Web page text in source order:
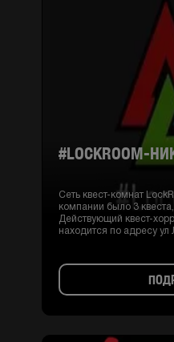
#LOCKROOM-
Сеть квест-комнат
компании было 3
Действующий квест-
находится по адресу ул